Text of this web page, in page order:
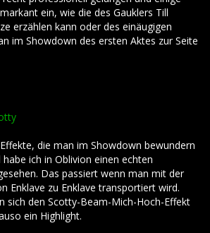
ein, wie die des Gauklers Till
erzählen kann oder des einäugigen
im Showdown des ersten Aktes zur Seite
die man im Showdown bewundern
ich in Oblivion einen echten
Das passiert wenn man mit der
Enklave zu Enklave transportiert wird.
sich den Scotty-Beam-Mich-Hoch-Effekt
ein Highlight.